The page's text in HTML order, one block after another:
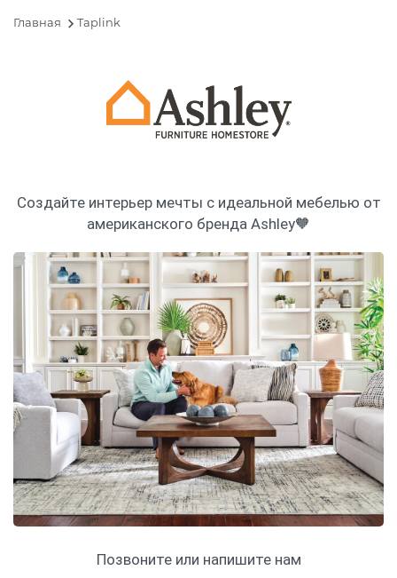
Главная Taplink
Создайте интерьер мечты с идеальной мебелью от
американского бренда Ashley🧡
Позвоните или напишите нам